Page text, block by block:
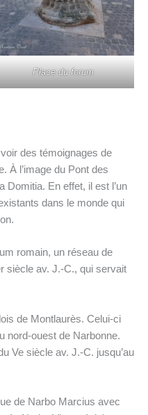
Place du forum
des témoignages de
À l’image du Pont des
Domitia. En effet, il est l’un
dans le monde qui
romain, un réseau de
siècle av. J.-C., qui servait
de Montlaurès. Celui-ci
nord-ouest de Narbonne.
Ve siècle av. J.-C. jusqu’au
de Narbo Marcius avec